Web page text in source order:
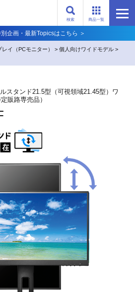
検索 商品一覧
企画・最新Topicsはこちら ＞
イ（PCモニター） >個人向けワイドモデル >
スタンド21.5型（可視領域21.45型）ワ
販路専売品）